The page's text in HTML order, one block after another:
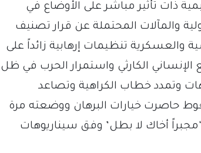
ذات تأثير مباشر على الأوضاع في
والمآلات المحتملة عن قرار تصنيف
والعسكرية تنظيمات إرهابية زائداً على
الكارثي واستمرار الحرب في ظل
وتمدد خطاب الكراهية وتصاعد
حاصرت خيارات البرهان ووضعته مرة
‘مجبراً أخاك لا بطل’ وفق سيناريوهات